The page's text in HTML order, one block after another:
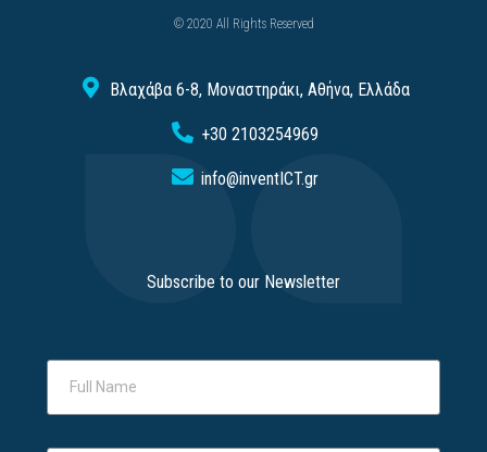
© 2020 All Rights Reserved
Βλαχάβα 6-8, Μοναστηράκι, Αθήνα, Ελλάδα
+30 2103254969
info@inventICT.gr
Subscribe to our Newsletter